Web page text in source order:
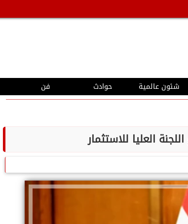
شئون عالمية حوادث فن
العليا للاستثمار